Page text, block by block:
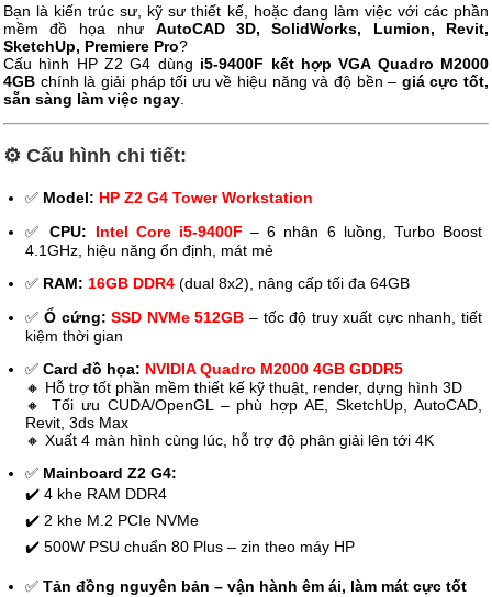
Bạn là kiến trúc sư, kỹ sư thiết kế, hoặc đang làm việc với các phần
mềm đồ họa như AutoCAD 3D, SolidWorks, Lumion, Revit,
SketchUp, Premiere Pro?
Cấu hình HP Z2 G4 dùng i5-9400F kết hợp VGA Quadro M2000
4GB chính là giải pháp tối ưu về hiệu năng và độ bền – giá cực tốt,
sẵn sàng làm việc ngay
⚙️ Cấu hình chi tiết:
✅ Model: HP Z2 G4 Tower Workstation
✅CPU: Intel Core i5-9400F – 6 nhân 6 luồng, Turbo Boost
4.1GHz, hiệu năng ổn định, mát mẻ
✅ RAM: 16GB DDR4 (dual 8x2), nâng cấp tối đa 64GB
✅Ổ cứng: SSD NVMe 512GB – tốc độ truy xuất cực nhanh, tiết
kiệm thời gian
✅ Card đồ họa: NVIDIA Quadro M2000 4GB GDDR5
🔸 Hỗ trợ tốt phần mềm thiết kế kỹ thuật, render, dựng hình 3D
🔸 Tối ưu CUDA/OpenGL – phù hợp AE, SketchUp, AutoCAD,
Revit, 3ds Max
🔸 Xuất 4 màn hình cùng lúc, hỗ trợ độ phân giải lên tới 4K
✅ Mainboard Z2 G4:
✔️ 4 khe RAM DDR4
✔️ 2 khe M.2 PCIe NVMe
✔️ 500W PSU chuẩn 80 Plus – zin theo máy HP
✅ Tản đồng nguyên bản – vận hành êm ái, làm mát cực tốt